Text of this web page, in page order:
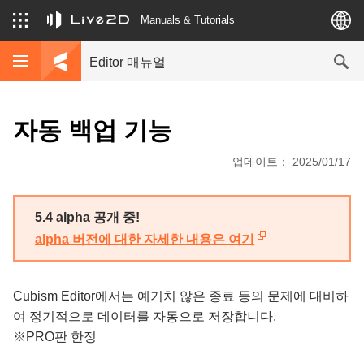
Manuals & Tutorials
Editor 매뉴얼
자동 백업 기능
업데이트： 2025/01/17
5.4 alpha 공개 중!
alpha 버전에 대한 자세한 내용은 여기
Cubism Editor에서는 예기치 않은 종료 등의 문제에 대비하
여 정기적으로 데이터를 자동으로 저장합니다.
※PRO판 한정